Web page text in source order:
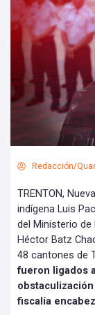
Redacción/
TRENTON,
indígena Luis
del Ministerio de
Héctor Batz
48 cantones de
fueron ligados
fiscalía